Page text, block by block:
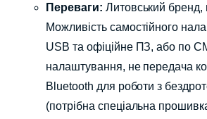
Переваги: Литовський бренд,
Можливість самостійного
USB та офіційне ПЗ, або по
налаштування, не передача
Bluetooth для роботи з
(потрібна спеціальна